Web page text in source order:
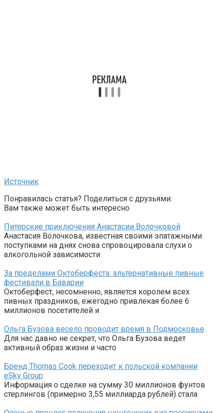
Источник
Понравилась статья? Поделиться с друзьями:
Вам также может быть интересно
Питерские приключения Анастасии Волочковой
Анастасия Волочкова, известная своими эпатажными
поступками на днях снова спровоцировала слухи о
алкогольной зависимости
За пределами Октоберфеста: альтернативные пивные
фестивали в Баварии
Октоберфест, несомненно, является королем всех
пивных праздников, ежегодно привлекая более 6
миллионов посетителей и
Ольга Бузова весело проводит время в Подмосковье
Для нас давно не секрет, что Ольга Бузова ведет
активный образ жизни и часто
Бренд Thomas Cook переходит к польской компании
eSky Group
Информация о сделке на сумму 30 миллионов фунтов
стерлингов (примерно 3,55 миллиарда рублей) стала